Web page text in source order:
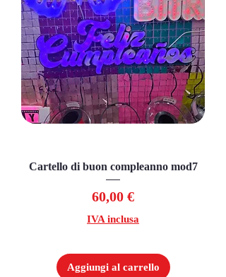
Cartello di buon compleanno mod7
Prezzo
60,00 €
IVA inclusa
Aggiungi al carrello